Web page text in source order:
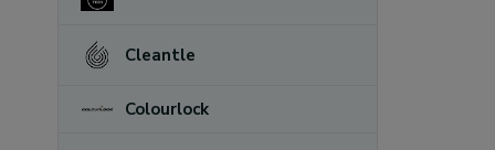
Cleantle
Colourlock